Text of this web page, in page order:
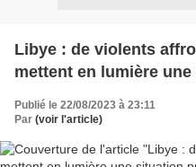
Libye : de violents
mettent en lumière
Publié le 22/08/2023 à 23:11
Par (voir l'article)